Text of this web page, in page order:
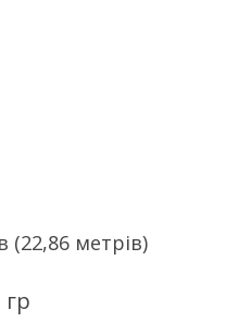
(22,86 метрів)
гр